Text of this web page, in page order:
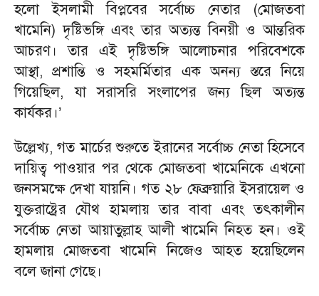
হলো ইসলামী বিপ্লবের সর্বোচ্চ নেতার (মোজতবা
খামেনি) দৃষ্টিভঙ্গি এবং তার অত্যন্ত বিনয়ী ও আন্তরিক
আচরণ। তার এই দৃষ্টিভঙ্গি আলোচনার পরিবেশকে
আস্থা, প্রশান্তি ও সহমর্মিতার এক অনন্য স্তরে নিয়ে
গিয়েছিল, যা সরাসরি সংলাপের জন্য ছিল অত্যন্ত
কার্যকর।’
উল্লেখ্য, গত মার্চের শুরুতে ইরানের সর্বোচ্চ নেতা হিসেবে
দায়িত্ব পাওয়ার পর থেকে মোজতবা খামেনিকে এখনো
জনসমক্ষে দেখা যায়নি। গত ২৮ ফেব্রুয়ারি ইসরায়েল ও
যুক্তরাষ্ট্রের যৌথ হামলায় তার বাবা এবং তৎকালীন
সর্বোচ্চ নেতা আয়াতুল্লাহ আলী খামেনি নিহত হন। ওই
হামলায় মোজতবা খামেনি নিজেও আহত হয়েছিলেন
বলে জানা গেছে।